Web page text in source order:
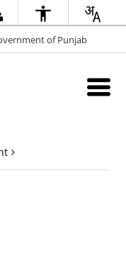
of Punjab